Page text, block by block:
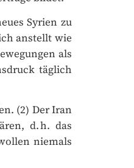
Syrien zu
anstellt wie
als
täglich
(2) Der Iran
d. h. das
niemals